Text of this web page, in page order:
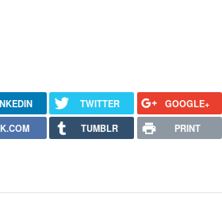
TWITTER GOOGLE+
TUMBLR PRINT